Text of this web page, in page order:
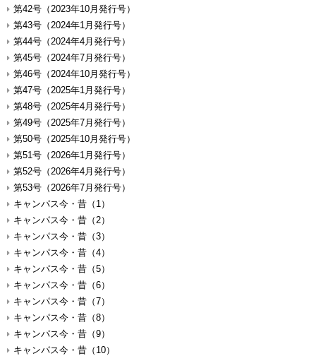
第42号（2023年10月発行号）
第43号（2024年1月発行号）
第44号（2024年4月発行号）
第45号（2024年7月発行号）
第46号（2024年10月発行号）
第47号（2025年1月発行号）
第48号（2025年4月発行号）
第49号（2025年7月発行号）
第50号（2025年10月発行号）
第51号（2026年1月発行号）
第52号（2026年4月発行号）
第53号（2026年7月発行号）
キャンパス今・昔（1）
キャンパス今・昔（2）
キャンパス今・昔（3）
キャンパス今・昔（4）
キャンパス今・昔（5）
キャンパス今・昔（6）
キャンパス今・昔（7）
キャンパス今・昔（8）
キャンパス今・昔（9）
キャンパス今・昔（10）